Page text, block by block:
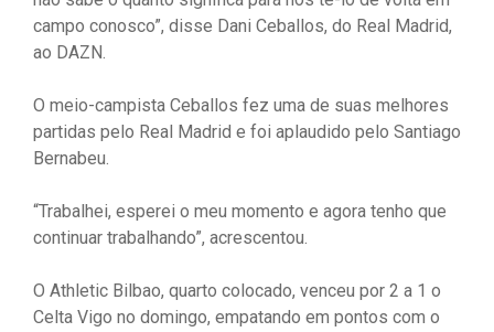
campo conosco”, disse Dani Ceballos, do Real Madrid,
ao DAZN.
O meio-campista Ceballos fez uma de suas melhores
partidas pelo Real Madrid e foi aplaudido pelo Santiago
Bernabeu.
“Trabalhei, esperei o meu momento e agora tenho que
continuar trabalhando”, acrescentou.
O Athletic Bilbao, quarto colocado, venceu por 2 a 1 o
Celta Vigo no domingo, empatando em pontos com o